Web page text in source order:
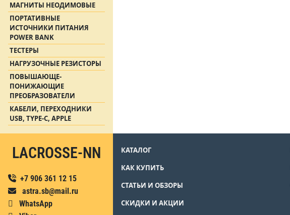
МАГНИТЫ НЕОДИМОВЫЕ
ПОРТАТИВНЫЕ
ИСТОЧНИКИ ПИТАНИЯ
POWER BANK
ТЕСТЕРЫ
НАГРУЗОЧНЫЕ РЕЗИСТОРЫ
ПОВЫШАЮЩЕ-
ПОНИЖАЮЩИЕ
ПРЕОБРАЗОВАТЕЛИ
КАБЕЛИ, ПЕРЕХОДНИКИ
USB, TYPE-C, APPLE
LACROSSE-NN
+7 906 361 12 15
astra.sb@mail.ru
WhatsApp
КАТАЛОГ
КАК КУПИТЬ
СТАТЬИ И ОБЗОРЫ
СКИДКИ И АКЦИИ